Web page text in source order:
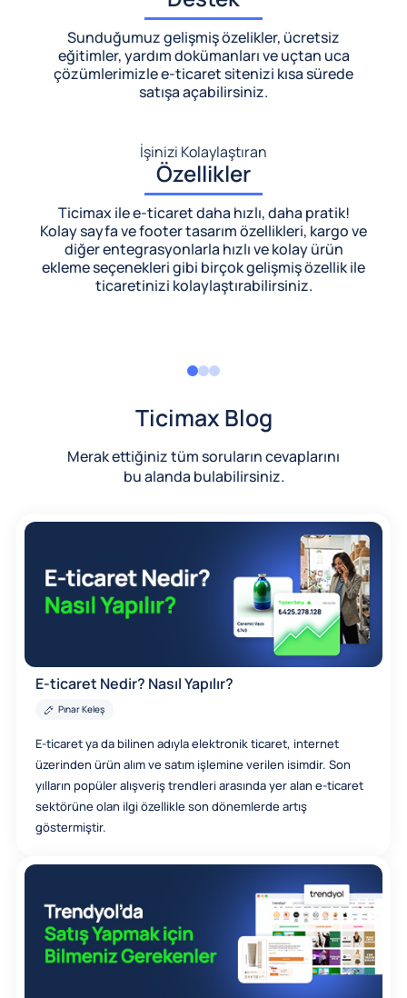
Sunduğumuz gelişmiş özelikler, ücretsiz
eğitimler, yardım dokümanları ve uçtan uca
çözümlerimizlee-ticaret sitenizi kısa sürede
satışa açabilirsiniz.
İşinizi Kolaylaştıran
Özellikler
Ticimax ile e-ticaret daha hızlı, daha pratik!
Kolay sayfa ve footer tasarım özellikleri, kargo ve
diğer entegrasyonlarla hızlı ve kolay ürün
ekleme seçenekleri gibi birçok gelişmiş özellik ile
ticaretinizi kolaylaştırabilirsiniz.
Ticimax Blog
Merak ettiğiniz tüm soruların cevaplarını
bu alanda bulabilirsiniz.
E-ticaret Nedir? Nasıl Yapılır?
Pınar Keleş
E-ticaret ya da bilinen adıyla elektronik ticaret, internet
üzerinden ürün alım ve satım işlemine verilen isimdir. Son
yılların popüler alışveriş trendleri arasında yer alan e-ticaret
sektörüne olan ilgi özellikle son dönemlerde artış
göstermiştir.